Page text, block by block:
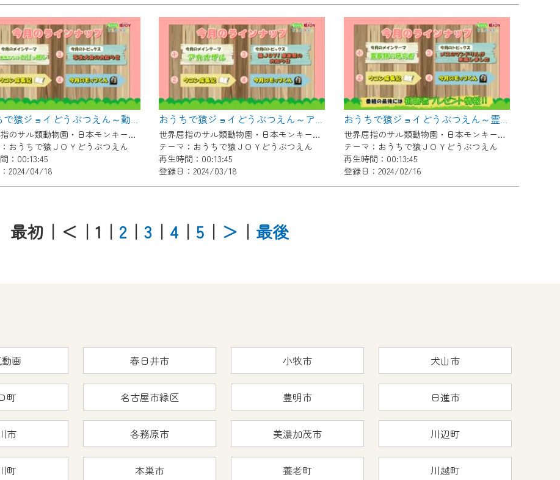
おうちで猿ジョイどうぶつえん～動物たちのお引越し～（2024年3月16日初回放送）
世界屈指のサル類動物園・日本モンキーセンター協力の親子で学べる動物番組。
おうちで猿ＪＯＹどうぶつえん
：00:13:45
2024/04/18
おうちで猿ジョイどうぶつえん～アカオザル～（2024年2月16日初回放送）
世界屈指のサル類動物園・日本モンキーセンター協力の親子で学べる動物番組。
テーマ：おうちで猿ＪＯＹどうぶつえん
再生時間：00:13:45
登録日：2024/03/18
おうちで猿ジョイどうぶつえん～霊長類の研究者～（2024年1月16日初回放送）
世界屈指のサル類動物園・日本モンキーセンター協力の親子で学べる動物番組。
テーマ：おうちで猿ＪＯＹどうぶつえん
再生時間：00:13:45
登録日：2024/02/16
最初 ｜＜ ｜1 ｜ 2 ｜ 3 ｜ 4 ｜ 5 ｜ ＞ ｜ 最後
画 春日井市 小牧市 犬山市
町 名古屋市緑区 豊明市 日進市
市 各務原市 美濃加茂市 川辺町
町 本巣市 養老町 川越町